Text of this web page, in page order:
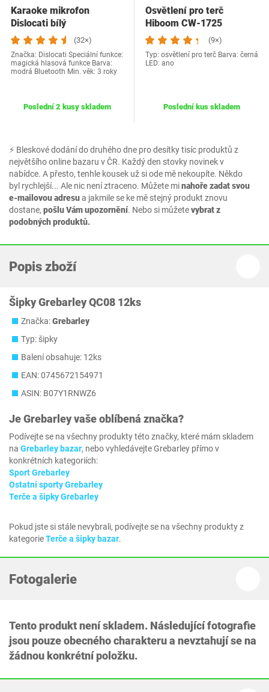
⚡ Bleskové dodání do druhého dne pro desítky tisíc produktů z
největšího online bazaru v ČR. Každý den stovky novinek v
nabídce. A přesto, tenhle kousek už si ode mě nekoupíte. Někdo
byl rychlejší... Ale nic není ztraceno. Můžete minahoře zadat svou
e-mailovou adresua jakmile se ke mě stejný produkt znovu
dostane, pošlu Vám upozornění. Nebo si můžetevybrat z
podobných produktů.
Karaoke mikrofon
Dislocati bílý
(32×)
Značka: Dislocati Speciální funkce:
magická hlasová funkce Barva:
modrá Bluetooth Min. věk: 3 roky
Poslední 2 kusy skladem
Osvětlení pro terč
Hiboom CW-1725
(9×)
Typ: osvětlení pro terč Barva: černá
LED: ano
Poslední kus skladem
Popis zboží
Šipky Grebarley QC08 12ks
Značka:Grebarley
Typ: šipky
Balení obsahuje: 12ks
EAN: 0745672154971
ASIN: B07Y1RNWZ6
JeGrebarleyvaše oblíbená značka?
Podívejte se na všechny produkty této značky, které mám skladem
na Grebarley bazar, nebo vyhledávejte Grebarley přímo v
konkrétních kategoriích:
Sport Grebarley
Ostatní sporty Grebarley
Terče a šipky Grebarley
Pokud jste si stále nevybrali, podívejte se na všechny produkty z
kategorieTerče a šipky bazar.
Fotogalerie
Tento produkt není skladem. Následující fotografie
jsou pouze obecného charakteru a nevztahují se na
žádnou konkrétní položku.